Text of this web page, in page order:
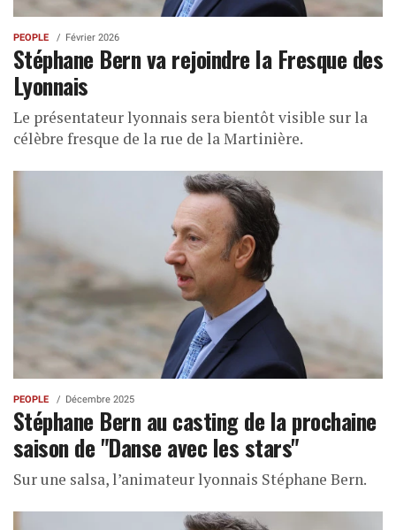
PEOPLE Février 2026
Stéphane Bern va rejoindre la Fresque des
Lyonnais
Le présentateur lyonnais sera bientôt visible sur la
célèbre fresque de la rue de la Martinière.
PEOPLE Décembre 2025
Stéphane Bern au casting de la prochaine
saison de "Danse avec les stars"
Sur une salsa, l’animateur lyonnais Stéphane Bern.